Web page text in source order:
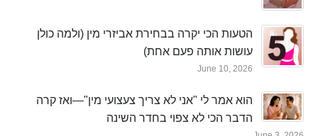
הטעות הכי יקרה בבחירת אביזרי מין (ולמה כולן
עושות אותה פעם אחת)
June 10, 2026
הוא אמר לי "אני לא צריך צעצועי מין"—ואז קרה
הדבר הכי לא צפוי בחדר השינה